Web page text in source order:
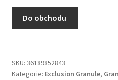
N&D Farmina pro kočky —
Pamlsky pro kočky
Do obchodu
SKU: 36189852843
Kategorie: Exclusion Granule,